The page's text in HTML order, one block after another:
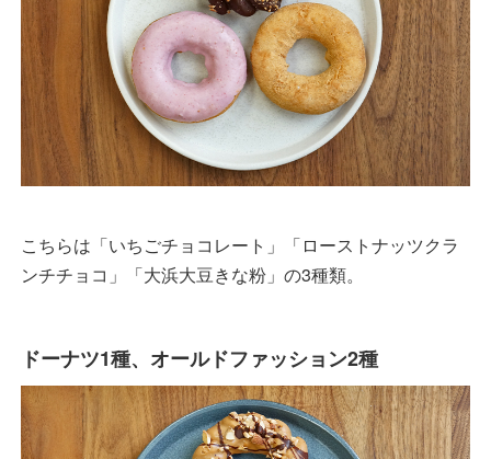
こちらは「いちごチョコレート」「ローストナッツクラ
ンチチョコ」「大浜大豆きな粉」の3種類。
ドーナツ1種、オールドファッション2種